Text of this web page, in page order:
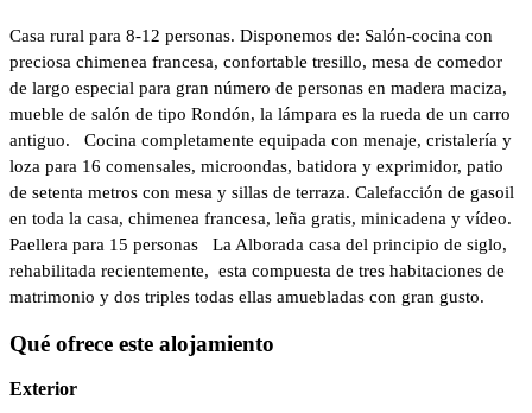
Casa rural para 8-12 personas. Disponemos de: Salón-cocina con
preciosa chimenea francesa, confortable tresillo, mesa de comedor
de largo especial para gran número de personas en madera maciza,
mueble de salón de tipo Rondón, la lámpara es la rueda de un carro
antiguo. Cocina completamente equipada con menaje, cristalería y
loza para 16 comensales, microondas, batidora y exprimidor, patio
de setenta metros con mesa y sillas de terraza. Calefacción de gasoil
en toda la casa, chimenea francesa, leña gratis, minicadena y vídeo.
Paellera para 15 personas La Alborada casa del principio de siglo,
rehabilitada recientemente, esta compuesta de tres habitaciones de
matrimonio y dos triples todas ellas amuebladas con gran gusto.
Qué ofrece este alojamiento
Exterior